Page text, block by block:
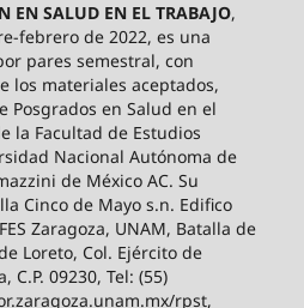
EN SALUD EN EL TRABAJO,
febrero de 2022, es una
pares semestral, con
los materiales aceptados,
Posgrados en Salud en el
la Facultad de Estudios
Nacional Autónoma de
de México AC. Su
Cinco de Mayo s.n. Edifico
Zaragoza, UNAM, Batalla de
Loreto, Col. Ejército de
C.P. 09230, Tel: (55)
rpst,